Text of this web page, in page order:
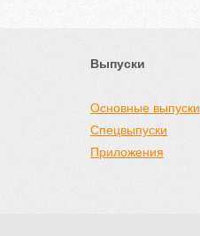
Выпуски
Основные выпуски
Спецвыпуски
Приложения